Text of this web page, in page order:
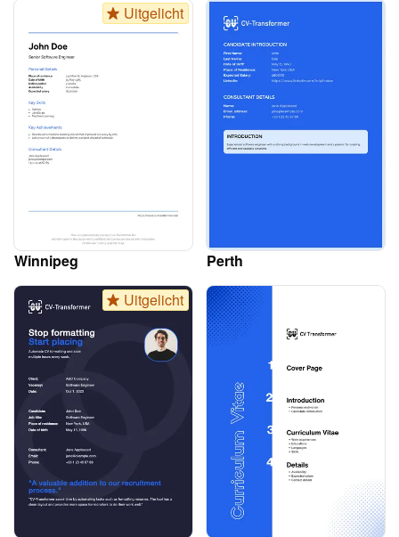
Uitgelicht
Winnipeg
Perth
Uitgelicht